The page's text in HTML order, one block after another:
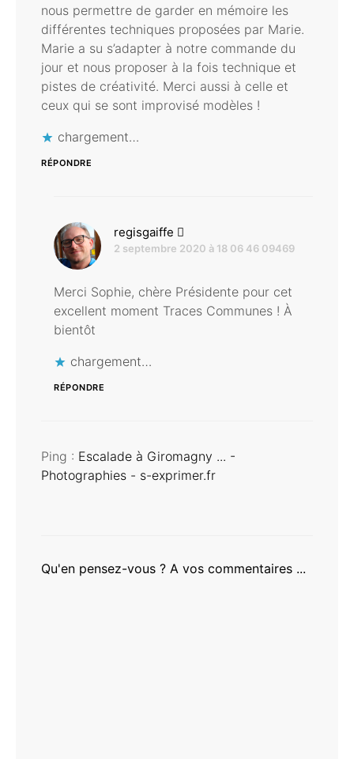
nous permettre de garder en mémoire les
différentes techniques proposées par Marie.
Marie a su s’adapter à notre commande du
jour et nous proposer à la fois technique et
pistes de créativité. Merci aussi à celle et
ceux qui se sont improvisé modèles !
chargement…
RÉPONDRE
regisgaiffe
2 septembre 2020 à 18 06 46 09469
Merci Sophie, chère Présidente pour cet
excellent moment Traces Communes ! À
bientôt
chargement…
RÉPONDRE
Ping : Escalade à Giromagny ... -
Photographies - s-exprimer.fr
Qu'en pensez-vous ? A vos commentaires ...